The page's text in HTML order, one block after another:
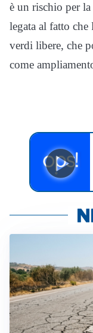
è un rischio per
legata al fatto che
verdi libere, che
come